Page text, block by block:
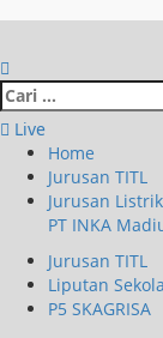
Live
Home
Jurusan TITL
Jurusan
PT INKA
Jurusan TITL
Liputan
P5 SKAGRISA